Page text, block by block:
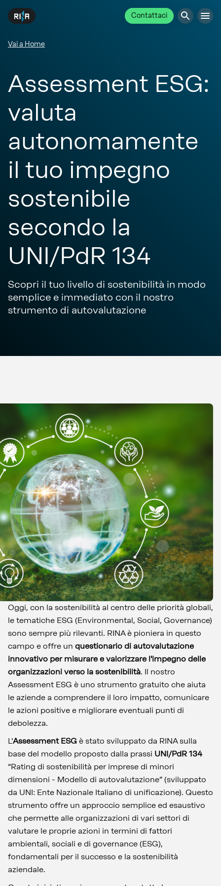
Contattaci
Vai a Home
Assessment ESG:
valuta
autonomamente
il tuo impegno
sostenibile
secondo la
UNI/PdR 134
Scopri il tuo livello di sostenibilità in modo
semplice e immediato con il nostro
strumento di autovalutazione
Oggi, con la sostenibilità al centro delle priorità globali,
le tematiche ESG (Environmental, Social, Governance)
sono sempre più rilevanti. RINA è pioniera in questo
campo e offre un questionario di autovalutazione
innovativo per misurare e valorizzare l'impegno delle
organizzazioni verso la sostenibilità. Il nostro
Assessment ESG è uno strumento gratuito che aiuta
le aziende a comprendere il loro impatto, comunicare
le azioni positive e migliorare eventuali punti di
debolezza.
L'Assessment ESG è stato sviluppato da RINA sulla
base del modello proposto dalla prassi UNI/PdR 134
“Rating di sostenibilità per imprese di minori
dimensioni - Modello di autovalutazione” (sviluppato
da UNI: Ente Nazionale Italiano di unificazione). Questo
strumento offre un approccio semplice ed esaustivo
che permette alle organizzazioni di vari settori di
valutare le proprie azioni in termini di fattori
ambientali, sociali e di governance (ESG),
fondamentali per il successo e la sostenibilità
aziendale.